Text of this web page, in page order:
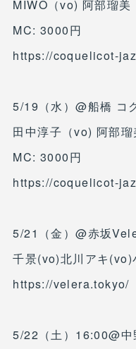
MIWO（vo) 阿部瑠美
MC: 3000円
https://coquelicot-
5/19（水）@船橋 コ
田中淳子（vo) 阿部瑠
MC: 3000円
https://coquelicot-
5/21（金）@赤坂
千景(vo)北川アキ
https://velera.tokyo/
5/22（土）16:00@中